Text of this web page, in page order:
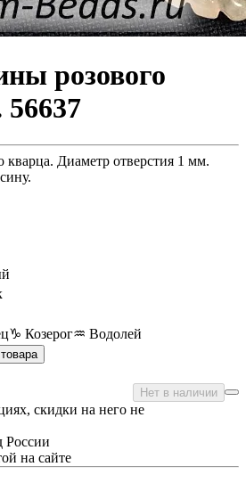
розового
56637
кварца. Диаметр отверстия 1 мм.
♑ Козерог♒ Водолей
Нет в наличии
скидки на него не
России
на сайте